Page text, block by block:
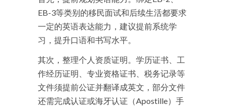
EB-3等类别的移民面试和后续生活都要求
一定的英语表达能力，建议提前系统学
习，提升口语和书写水平。
其次，整理个人资质证明。学历证书、工
作经历证明、专业资格证书、税务记录等
文件须提前公证并翻译成英文，部分文件
还需完成认证或海牙认证（Apostille）手